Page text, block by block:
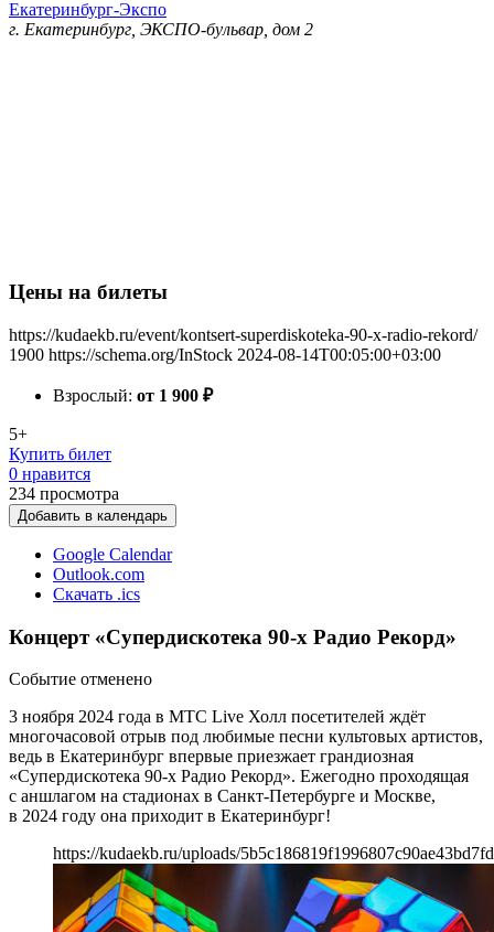
Екатеринбург-Экспо
г. Екатеринбург, ЭКСПО-бульвар, дом 2
Цены на билеты
https://kudaekb.ru/event/kontsert-superdiskoteka-90-x-radio-rekord/
1900 https://schema.org/InStock 2024-08-14T00:05:00+03:00
Взрослый: от 1 900 ₽
5+
Купить билет
0 нравится
234 просмотра
Добавить в календарь
Google Calendar
Outlook.com
Скачать .ics
Концерт «Супердискотека 90-х Радио Рекорд»
Событие отменено
3 ноября 2024 года в МТС Live Холл посетителей ждёт
многочасовой отрыв под любимые песни культовых артистов,
ведь в Екатеринбург впервые приезжает грандиозная
«Супердискотека 90-х Радио Рекорд». Ежегодно проходящая
с аншлагом на стадионах в Санкт-Петербурге и Москве,
в 2024 году она приходит в Екатеринбург!
https://kudaekb.ru/uploads/